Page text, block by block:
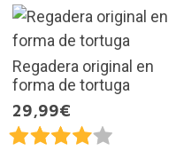
Regadera original en
forma de tortuga
29,99€